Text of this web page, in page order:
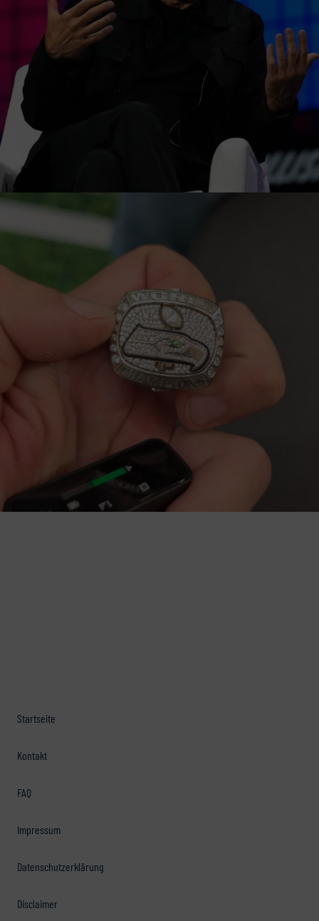
Startseite
Kontakt
FAQ
Impressum
Datenschutzerklärung
Disclaimer